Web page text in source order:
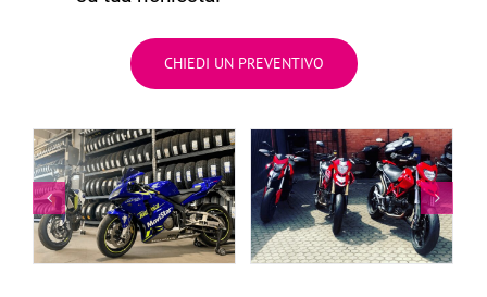
CHIEDI UN PREVENTIVO